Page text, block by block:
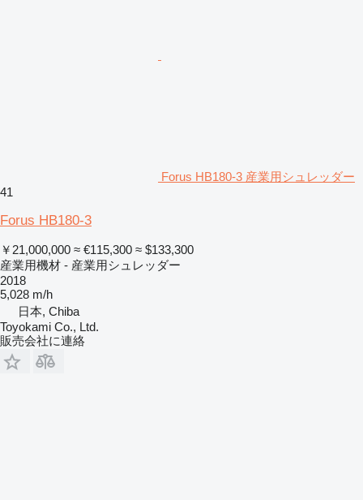
Forus HB180-3 産業用シュレッダー
41
Forus HB180-3
￥21,000,000 ≈ €115,300 ≈ $133,300
産業用機材 - 産業用シュレッダー
2018
5,028 m/h
日本, Chiba
Toyokami Co., Ltd.
販売会社に連絡